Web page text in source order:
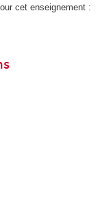
cet enseignement :